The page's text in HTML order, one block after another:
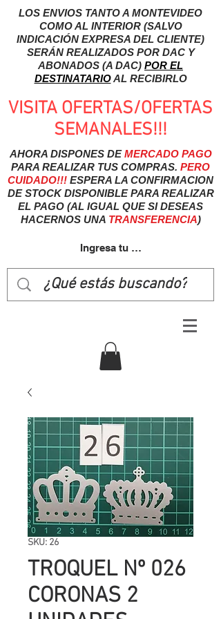
LOS ENVIOS TANTO A MONTEVIDEO
COMO AL INTERIOR (SALVO
INDICACIÓN EXPRESA DEL CLIENTE)
SERÁN REALIZADOS POR DAC Y
ABONADOS (A DAC) POR EL
DESTINATARIOAL RECIBIRLO
VISITA OFERTAS/OFERTAS
SEMANALES!!!
AHORA DISPONES DEMERCADO PAGO
PARA REALIZAR TUS COMPRAS. PERO
CUIDADO!!! ESPERA LA CONFIRMACION
DE STOCK DISPONIBLE PARA REALIZAR
EL PAGO (AL IGUAL QUE SI DESEAS
HACERNOS UNA TRANSFERENCIA)
Ingresa tu usuairo
SKU: 26
TROQUEL Nº 026
CORONAS 2